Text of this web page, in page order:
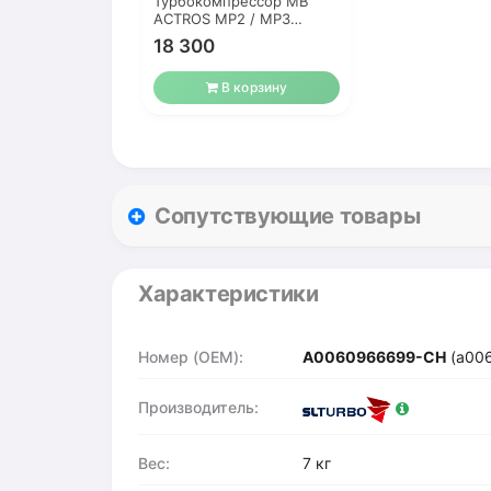
ACTROS MP2 / MP3
OM501LA 12L
18 300
В корзину
Сопутствующие товары
Характеристики
Номер (OEM): A0060966699-CH
Производитель:
Вес: 7 кг